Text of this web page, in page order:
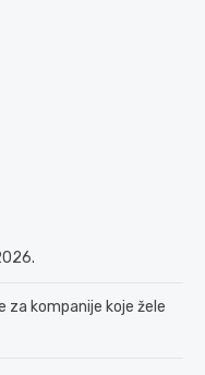
za kompanije koje žele